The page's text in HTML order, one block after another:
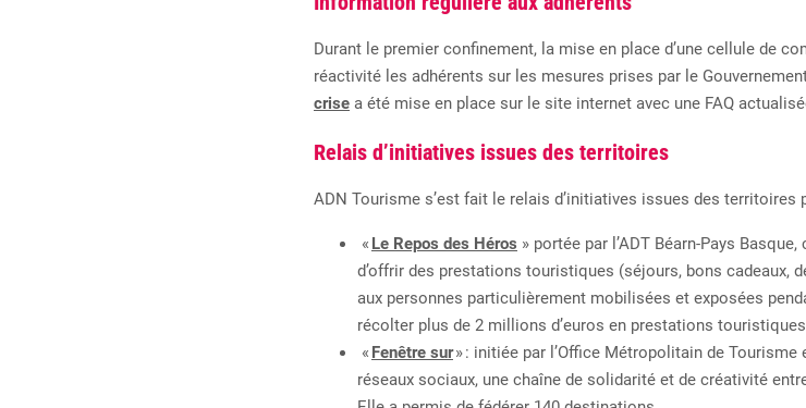
Durant le premier confinement, la mise en place d’une cellule de
réactivité les adhérents sur les mesures prises par le
crise a été mise en place sur le site internet avec une FAQ
Relais d’initiatives issues des territoires
ADN Tourisme s’est fait le relais d’initiatives issues des territoires
« Le Repos des Héros » portée par l’ADT Béarn-Pays Basque,
d’offrir des prestations touristiques (séjours, bons cadeaux,
aux personnes particulièrement mobilisées et exposées
récolter p lus de 2 millions d’euros en prestations touristiques
« Fenêtre sur» : initiée par l’Office Métropolitain de Tourisme
réseaux sociaux, une chaîne de solidarité et de créativité